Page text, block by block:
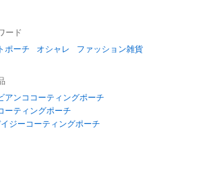
ード
ポーチ オシャレ ファッション雑貨
アンココーティングポーチ
ーティングポーチ
ジーコーティングポーチ